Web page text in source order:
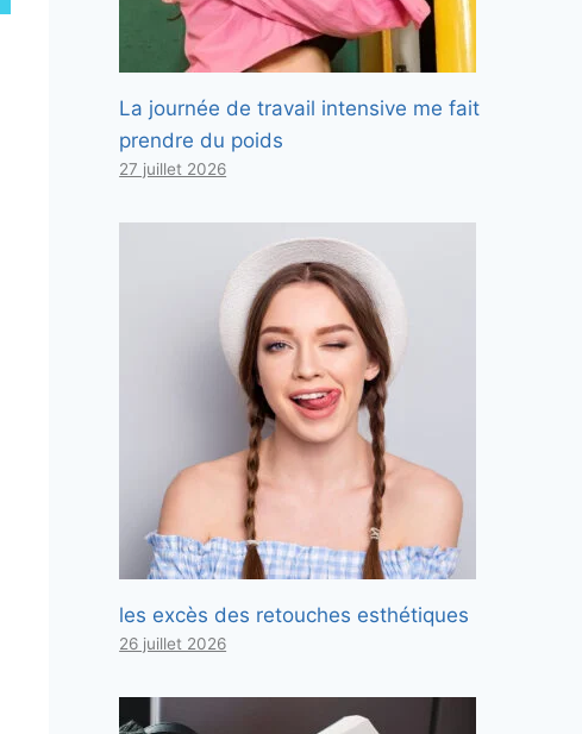
La journée de travail intensive me fait
prendre du poids
27 juillet 2026
les excès des retouches esthétiques
26 juillet 2026